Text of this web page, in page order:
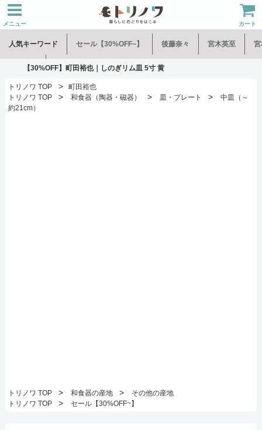
メニュー カート
人気キーワード セール【30%OFF~】 後藤奈々 宮木英至 宮
水谷和音 児玉修治
【30%OFF】町田裕也｜しのぎリム皿 5寸 黄
トリノワ TOP >
町田裕也
トリノワ TOP
> 和食器（陶器・磁器） > 皿・プレート >
中皿（～
約21cm）
トリノワ TOP > 和食器の産地 >
その他の産地
トリノワ TOP
> セール【30%OFF~】